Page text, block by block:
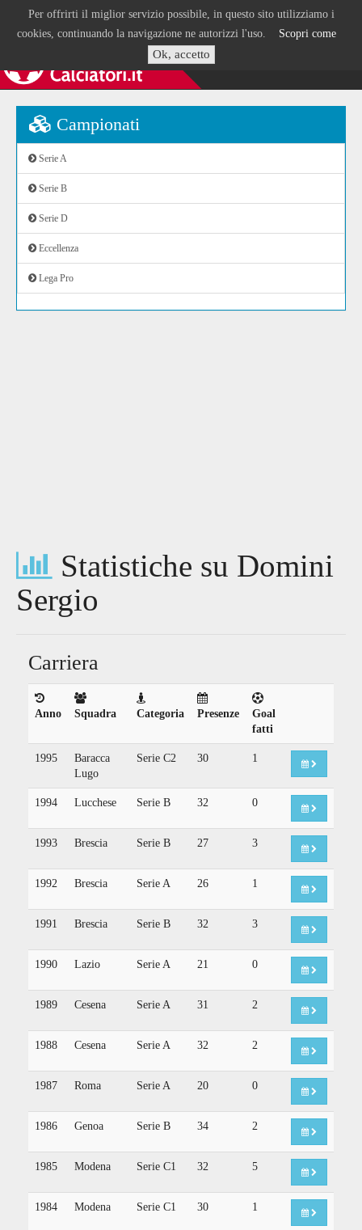
Per offrirti il miglior servizio possibile, in questo sito utilizziamo i
cookies, continuando la navigazione ne autorizzi l'uso. Scopri come
Ok, accetto
Campionati
Serie A
Serie B
Serie D
Eccellenza
Lega Pro
Statistiche su Domini
Sergio
Carriera
Anno Squadra Categoria Presenze
Goal
fatti
1995
Baracca
Lugo
Serie C2 30 1
1994 Lucchese Serie B 32 0
1993 Brescia Serie B 27 3
1992 Brescia Serie A 26 1
1991 Brescia Serie B 32 3
1990 Lazio Serie A 21 0
1989 Cesena Serie A 31 2
1988 Cesena Serie A 32 2
1987 Roma Serie A 20 0
1986 Genoa Serie B 34 2
1985 Modena Serie C1 32 5
1984 Modena Serie C1 30 1